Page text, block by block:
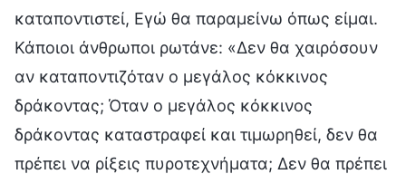
καταποντιστεί, Εγώ θα παραμείνω όπως είμαι.
Κάποιοι άνθρωποι ρωτάνε: «Δεν θα χαιρόσουν
αν καταποντιζόταν ο μεγάλος κόκκινος
δράκοντας; Όταν ο μεγάλος κόκκινος
δράκοντας καταστραφεί και τιμωρηθεί, δεν θα
πρέπει να ρίξεις πυροτεχνήματα; Δεν θα πρέπει